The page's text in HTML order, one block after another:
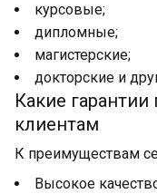
курсовые;
дипломные;
магистерские;
докторские и
Какие
клиентам
К преимуществам
Высокое